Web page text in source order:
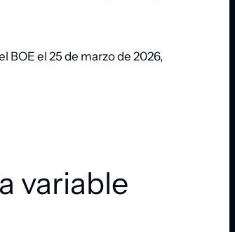
BOE el 25 de marzo de 2026,
variable